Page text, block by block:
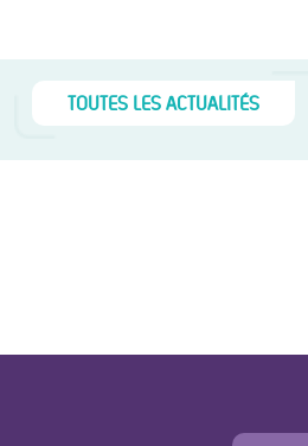
TOUTES LES ACTUALITÉS